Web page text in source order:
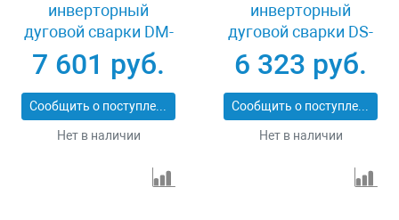
инверторный
дуговой сварки DM-
180 Standart, 180 А,
ПВ 60% Denzel 94324
7 601 руб.
Сообщить о поступлении
Нет в наличии
инверторный
дуговой сварки DS-
180 Compact, 180 А,
ПВ 70% Denzel 94372
6 323 руб.
Сообщить о поступлении
Нет в наличии